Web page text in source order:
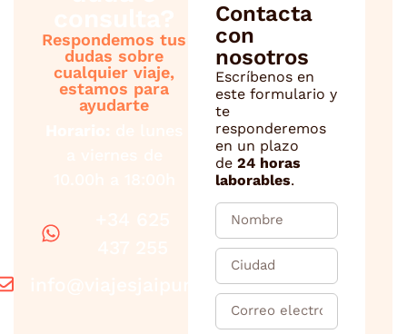
Respondemos tus
dudas sobre
cualquier viaje,
estamos para
ayudarte
info@viajesjaipur.com
Contacta
con
nosotros
Escríbenos en
este formulario y
te
responderemos
en un plazo
de 24 horas
laborables.